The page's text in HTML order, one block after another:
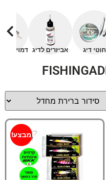
חוטי דיג אביזרים לדיג דמויים
מבצע!